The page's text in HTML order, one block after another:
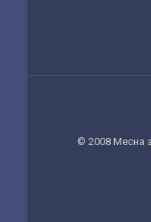
© 2008 Месна